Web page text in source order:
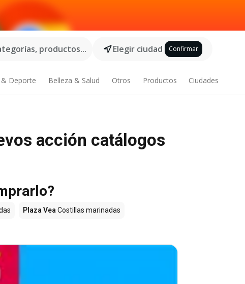
productos...
Elegir ciudad Confirmar
Deporte Belleza & Salud Otros Productos Ciudades
acción catálogos
Plaza Vea Costillas marinadas